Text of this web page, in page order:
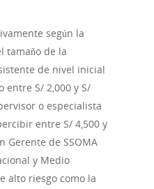
según la
tamaño de la
de nivel inicial
entre S/ 2,000 y S/
o especialista
entre S/ 4,500 y
Gerente de SSOMA
y Medio
alto riesgo como la